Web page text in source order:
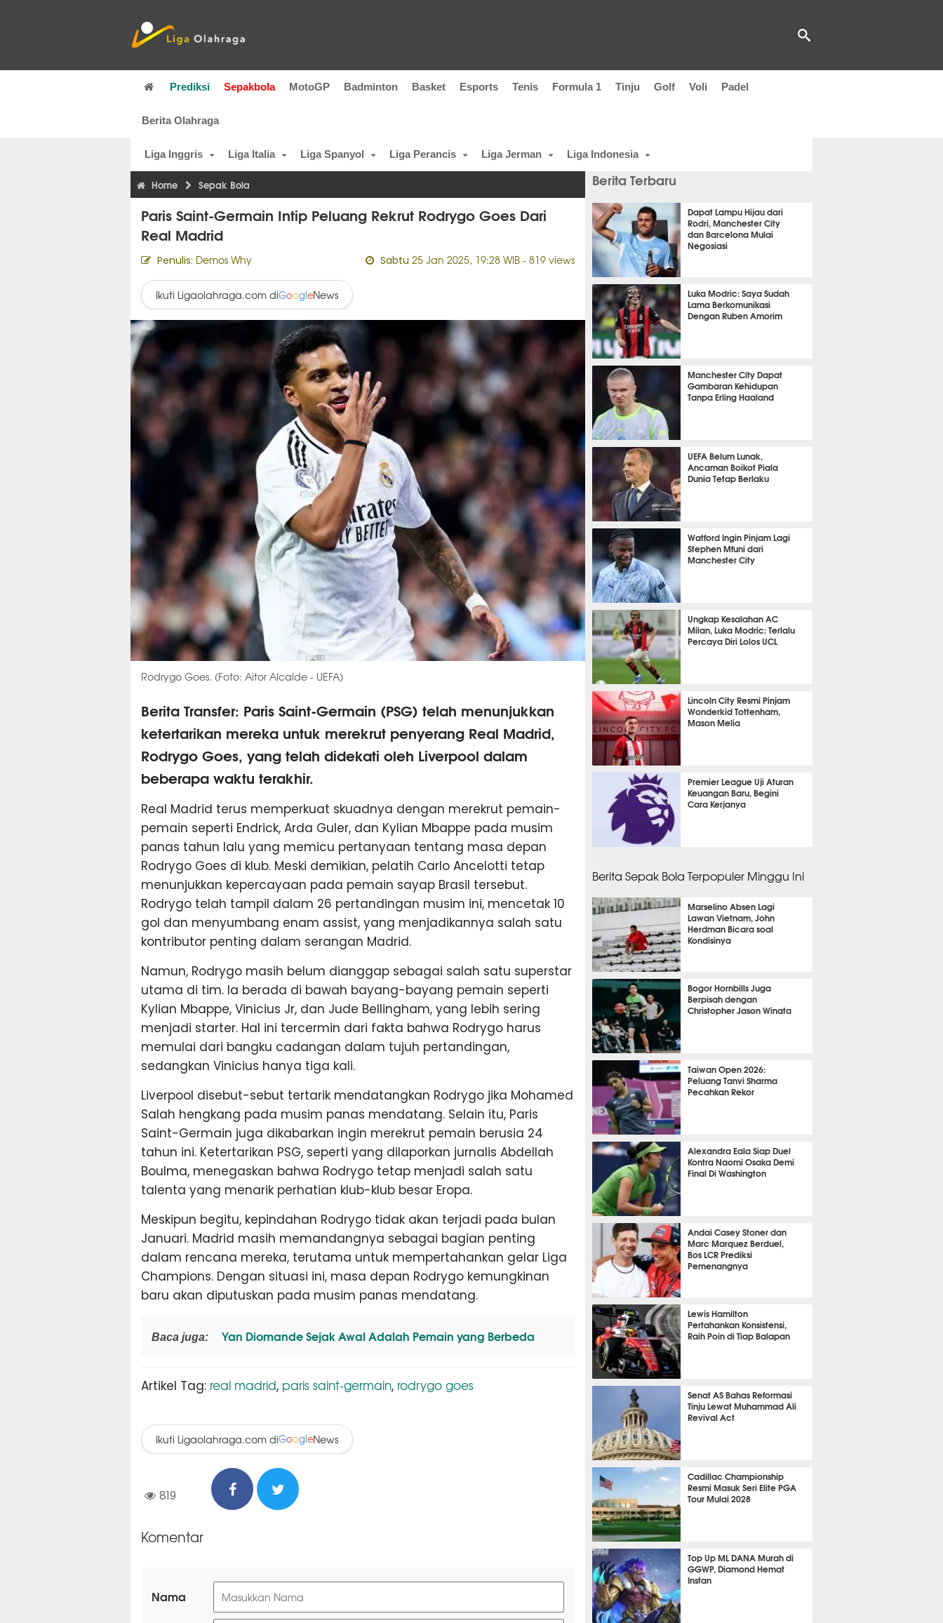
Prediksi Sepakbola MotoGP Badminton Basket Esports Tenis Formula 1 Tinju Golf Voli Padel
Berita Olahraga
Liga Inggris Liga Italia Liga Spanyol Liga Perancis Liga Jerman Liga Indonesia
Home Sepak Bola
Paris Saint-Germain Intip Peluang Rekrut Rodrygo Goes Dari
Real Madrid
Penulis: Demos Why Sabtu 25 Jan 2025, 19:28 WIB- 819 views
Ikuti Ligaolahraga.com diGoogleNews
Rodrygo Goes. (Foto: Aitor Alcalde - UEFA)
Berita Transfer: Paris Saint-Germain (PSG) telah menunjukkan
ketertarikan mereka untuk merekrut penyerang Real Madrid,
Rodrygo Goes, yang telah didekati oleh Liverpool dalam
beberapa waktu terakhir.
Real Madrid terus memperkuat skuadnya dengan merekrut pemain-
pemain seperti Endrick, Arda Guler, dan Kylian Mbappe pada musim
panas tahun lalu yang memicu pertanyaan tentang masa depan
Rodrygo Goes di klub. Meski demikian, pelatih Carlo Ancelotti tetap
menunjukkan kepercayaan pada pemain sayap Brasil tersebut.
Rodrygo telah tampil dalam 26 pertandingan musim ini, mencetak 10
gol dan menyumbang enam assist, yang menjadikannya salah satu
kontributor penting dalam serangan Madrid.
Namun, Rodrygo masih belum dianggap sebagai salah satu superstar
utama di tim. Ia berada di bawah bayang-bayang pemain seperti
Kylian Mbappe, Vinicius Jr, dan Jude Bellingham, yang lebih sering
menjadi starter. Hal ini tercermin dari fakta bahwa Rodrygo harus
memulai dari bangku cadangan dalam tujuh pertandingan,
sedangkan Vinicius hanya tiga kali.
Liverpool disebut-sebut tertarik mendatangkan Rodrygo jika Mohamed
Salah hengkang pada musim panas mendatang. Selain itu, Paris
Saint-Germain juga dikabarkan ingin merekrut pemain berusia 24
tahun ini. Ketertarikan PSG, seperti yang dilaporkan jurnalis Abdellah
Boulma, menegaskan bahwa Rodrygo tetap menjadi salah satu
talenta yang menarik perhatian klub-klub besar Eropa.
Meskipun begitu, kepindahan Rodrygo tidak akan terjadi pada bulan
Januari. Madrid masih memandangnya sebagai bagian penting
dalam rencana mereka, terutama untuk mempertahankan gelar Liga
Champions. Dengan situasi ini, masa depan Rodrygo kemungkinan
baru akan diputuskan pada musim panas mendatang.
Baca juga: Yan Diomande Sejak Awal Adalah Pemain yang Berbeda
Artikel Tag: real madrid, paris saint-germain, rodrygo goes
Ikuti Ligaolahraga.com diGoogleNews
819
Komentar
Nama
Berita Terbaru
Dapat Lampu Hijau dari
Rodri, Manchester City
dan Barcelona Mulai
Negosiasi
6 menit 19 detik lalu
Luka Modric: Saya Sudah
Lama Berkomunikasi
Dengan Ruben Amorim
10 menit 17 detik lalu
Manchester City Dapat
Gambaran Kehidupan
Tanpa Erling Haaland
16 menit 19 detik lalu
UEFA Belum Lunak,
Ancaman Boikot Piala
Dunia Tetap Berlaku
39 menit 59 detik lalu
Watford Ingin Pinjam Lagi
Stephen Mfuni dari
Manchester City
50 menit 56 detik lalu
Ungkap Kesalahan AC
Milan, Luka Modric: Terlalu
Percaya Diri Lolos UCL
1 jam 9 menit lalu
Lincoln City Resmi Pinjam
Wonderkid Tottenham,
Mason Melia
1 jam 29 menit lalu
Premier League Uji Aturan
Keuangan Baru, Begini
Cara Kerjanya
Berita Sepak Bola Terpopuler Minggu Ini
Marselino Absen Lagi
Lawan Vietnam, John
Herdman Bicara soal
Kondisinya
SEPAK BOLA
Bogor Hornbills Juga
Berpisah dengan
Christopher Jason Winata
BASKET
Taiwan Open 2026:
Peluang Tanvi Sharma
Pecahkan Rekor
BADMINTON
Alexandra Eala Siap Duel
Kontra Naomi Osaka Demi
Final Di Washington
TENIS
Andai Casey Stoner dan
Marc Marquez Berduel,
Bos LCR Prediksi
Pemenangnya
MOTOGP
Lewis Hamilton
Pertahankan Konsistensi,
Raih Poin di Tiap Balapan
F1
Senat AS Bahas Reformasi
Tinju Lewat Muhammad Ali
Revival Act
TINJU
Cadillac Championship
Resmi Masuk Seri Elite PGA
Tour Mulai 2028
GOLF
Top Up ML DANA Murah di
GGWP, Diamond Hemat
Instan